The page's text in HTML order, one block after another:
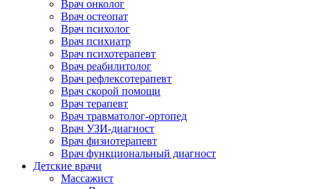
Врач онколог
Врач остеопат
Врач психолог
Врач психиатр
Врач психотерапевт
Врач реабилитолог
Врач рефлексотерапевт
Врач скорой помощи
Врач терапевт
Врач травматолог-ортопед
Врач УЗИ-диагност
Врач физиотерапевт
Врач функциональный диагност
Детские врачи
Массажист